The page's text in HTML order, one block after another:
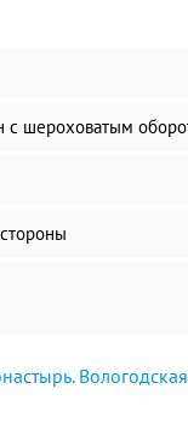
с шероховатым
Вологодская